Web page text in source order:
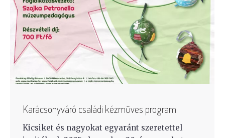
Karácsonyváró családi kézműves program
Kicsiket és nagyokat egyaránt szeretettel